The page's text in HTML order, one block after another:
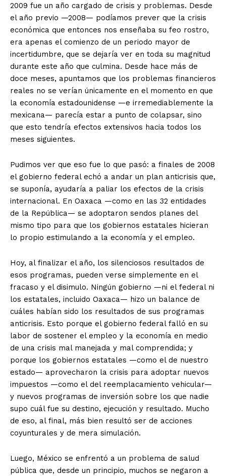
2009 fue un año cargado de crisis y problemas. Desde
el año previo —2008— podíamos prever que la crisis
económica que entonces nos enseñaba su feo rostro,
era apenas el comienzo de un periodo mayor de
incertidumbre, que se dejaría ver en toda su magnitud
durante este año que culmina. Desde hace más de
doce meses, apuntamos que los problemas financieros
reales no se verían únicamente en el momento en que
la economía estadounidense —e irremediablemente la
mexicana— parecía estar a punto de colapsar, sino
que esto tendría efectos extensivos hacia todos los
meses siguientes.
Pudimos ver que eso fue lo que pasó: a finales de 2008
el gobierno federal echó a andar un plan anticrisis que,
se suponía, ayudaría a paliar los efectos de la crisis
internacional. En Oaxaca —como en las 32 entidades
de la República— se adoptaron sendos planes del
mismo tipo para que los gobiernos estatales hicieran
lo propio estimulando a la economía y el empleo.
Hoy, al finalizar el año, los silenciosos resultados de
esos programas, pueden verse simplemente en el
fracaso y el disimulo. Ningún gobierno —ni el federal ni
los estatales, incluido Oaxaca— hizo un balance de
cuáles habían sido los resultados de sus programas
anticrisis. Esto porque el gobierno federal falló en su
labor de sostener el empleo y la economía en medio
de una crisis mal manejada y mal comprendida; y
porque los gobiernos estatales —como el de nuestro
estado— aprovecharon la crisis para adoptar nuevos
impuestos —como el del reemplacamiento vehicular—
y nuevos programas de inversión sobre los que nadie
supo cuál fue su destino, ejecución y resultado. Mucho
de eso, al final, más bien resultó ser de acciones
coyunturales y de mera simulación.
Luego, México se enfrentó a un problema de salud
pública que, desde un principio, muchos se negaron a